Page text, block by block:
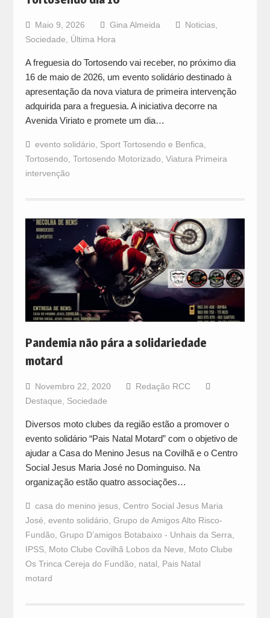
Maio 9, 2026 Gina Almeida Noticias,
Sociedade, Última Hora
A freguesia do Tortosendo vai receber, no próximo dia
16 de maio de 2026, um evento solidário destinado à
apresentação da nova viatura de primeira intervenção
adquirida para a freguesia. A iniciativa decorre na
Avenida Viriato e promete um dia…
evento solidário, Sport Tortosendo e Benfica,
Tortosendo, Tortosendo Motorizado, Viatura Primeira
intervenção
Pandemia não pára a solidariedade
motard
Novembro 22, 2020
Redação RCC
Destaque
Sociedade
Diversos moto clubes da região estão a promover o
evento solidário “Pais Natal Motard” com o objetivo de
ajudar a Casa do Menino Jesus na Covilhã e o Centro
Social Jesus Maria José no Dominguiso. Na
organização estão quatro associações…
casa do menino jesus, Centro Social Jesus Maria
José evento solidário Grupo de Amigos Alto Risco-
Fundão Grupo D’amigos Botabaixo - Unhais da Serra
IPSS, Moto Clube Covilhã Lobos da Neve
Moto Clube
Os Trinca Cereja do Fundão
natal
Pais Natal
motard